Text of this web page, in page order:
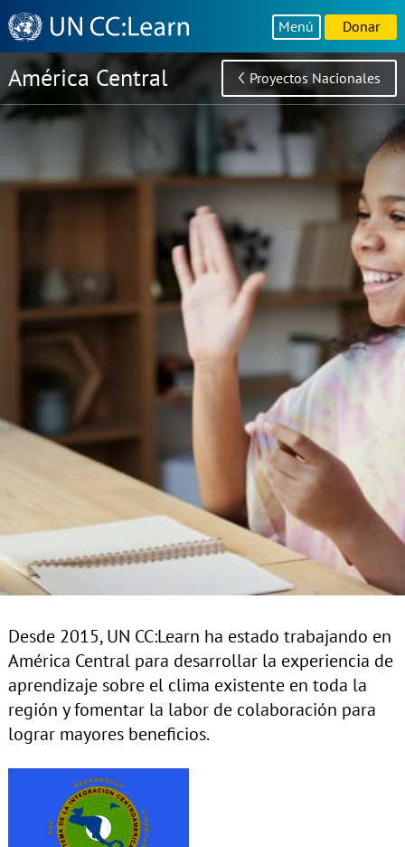
Knowledge
Sharing
Platform
Menú Donar
América Central Proyectos Nacionales
Desde 2015, UN CC:Learn ha estado trabajando en
América Central para desarrollar la experiencia de
aprendizaje sobre el clima existente en toda la
región y fomentar la labor de colaboración para
lograr mayores beneficios.